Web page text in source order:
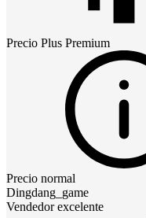
Precio Plus Premium
Precio normal
Dingdang_game
Vendedor excelente